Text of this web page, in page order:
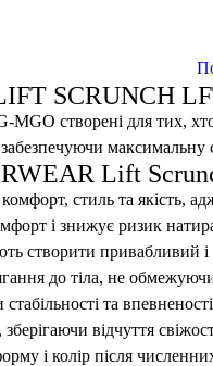
SCRUNCH
створені для тих,
максимальну
Lift
стиль та якість,
і знижує ризик
створити привабливий і
до тіла, не
та
відчуття
і колір після